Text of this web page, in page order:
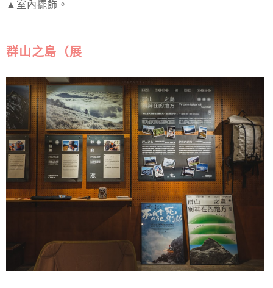
▲室內擺飾。
群山之島（展